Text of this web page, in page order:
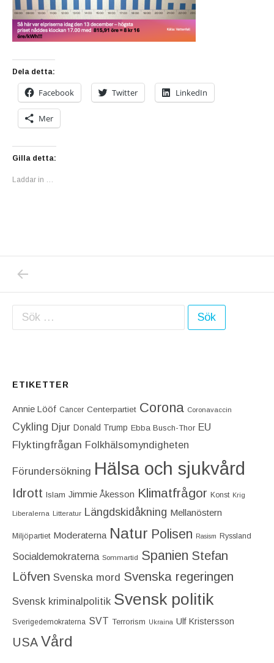
Dela detta:
Facebook Twitter LinkedIn
Mer
Gilla detta:
Laddar in …
Inläggsnavigering
Sök efter:
ETIKETTER
Annie Lööf Cancer Centerpartiet‎ Corona Coronavaccin
Cykling Djur Donald Trump Ebba Busch-Thor EU
Flyktingfrågan Folkhälsomyndigheten
Förundersökning Hälsa och sjukvård
Idrott Islam Jimmie Åkesson Klimatfrågor Konst Krig
Liberalerna Litteratur Längdskidåkning Mellanöstern
Miljöpartiet Moderaterna Natur Polisen Rasism Ryssland
Socialdemokraterna Sommartid Spanien Stefan
Löfven Svenska mord Svenska regeringen
Svensk kriminalpolitik Svensk politik
Sverigedemokraterna SVT Terrorism Ukraina Ulf Kristersson
USA Vård